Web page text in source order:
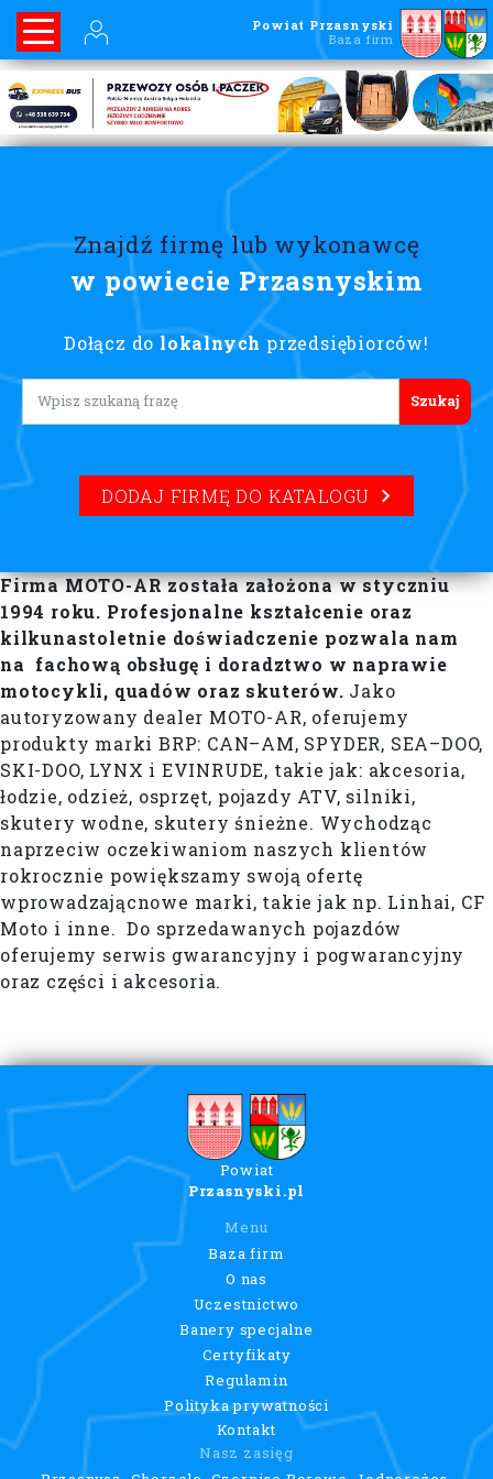
Powiat Przasnyski
Baza firm
Znajdź firmę lub wykonawcę
w powiecie Przasnyskim
Dołącz do lokalnych przedsiębiorców!
Lorem ipsum
DODAJ FIRMĘ DO KATALOGU
Firma MOTO-AR została założona w styczniu
1994 roku. Profesjonalne kształcenie oraz
kilkunastoletnie doświadczenie pozwala nam
na fachową obsługę i doradztwo w naprawie
motocykli, quadów oraz skuterów. Jako
autoryzowany dealer MOTO-AR, oferujemy
produkty marki BRP: CAN–AM, SPYDER, SEA–DOO,
SKI-DOO, LYNX i EVINRUDE, takie jak: akcesoria,
łodzie, odzież, osprzęt, pojazdy ATV, silniki,
skutery wodne, skutery śnieżne. Wychodząc
naprzeciw oczekiwaniom naszych klientów
rokrocznie powiększamy swoją ofertę
wprowadzającnowe marki, takie jak np. Linhai, CF
Moto i inne. Do sprzedawanych pojazdów
oferujemy serwis gwarancyjny i pogwarancyjny
oraz części i akcesoria.
Powiat
Przasnyski.pl
Menu
Baza firm
O nas
Uczestnictwo
Banery specjalne
Certyfikaty
Regulamin
Polityka prywatności
Kontakt
Nasz zasięg